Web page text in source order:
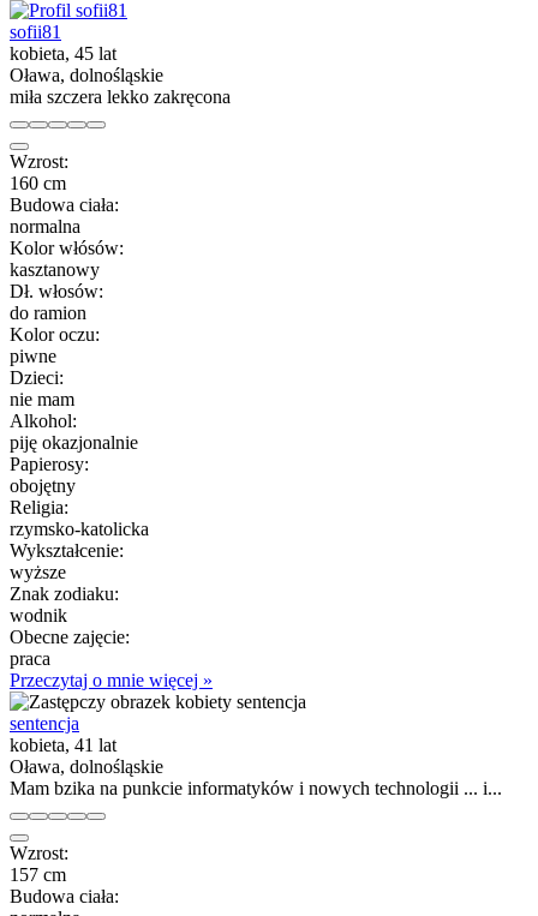
sofii81
kobieta, 45 lat
Oława, dolnośląskie
miła szczera lekko zakręcona
Wzrost:
160 cm
Budowa ciała:
normalna
Kolor włósów:
kasztanowy
Dł. włosów:
do ramion
Kolor oczu:
piwne
Dzieci:
nie mam
Alkohol:
piję okazjonalnie
Papierosy:
obojętny
Religia:
rzymsko-katolicka
Wykształcenie:
wyższe
Znak zodiaku:
wodnik
Obecne zajęcie:
praca
Przeczytaj o mnie więcej »
sentencja
kobieta, 41 lat
Oława, dolnośląskie
Mam bzika na punkcie informatyków i nowych technologii ... i...
Wzrost:
157 cm
Budowa ciała: